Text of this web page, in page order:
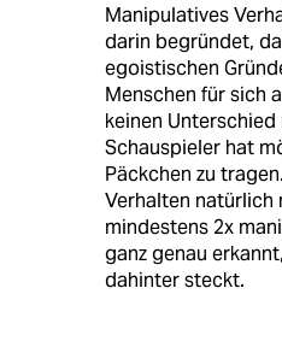
Manipulatives
darin begründet,
egoistischen
Menschen für sich
keinen
Schauspieler hat
Päckchen zu
Verhalten natürlich
mindestens 2x
ganz genau
dahinter steckt.